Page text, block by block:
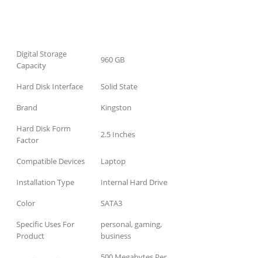
Digital Storage
Capacity
960 GB
Hard Disk Interface
Solid State
Brand
Kingston
Hard Disk Form
Factor
2.5 Inches
Compatible Devices
Laptop
Installation Type
Internal Hard Drive
Color
SATA3
Specific Uses For
Product
personal, gaming,
business